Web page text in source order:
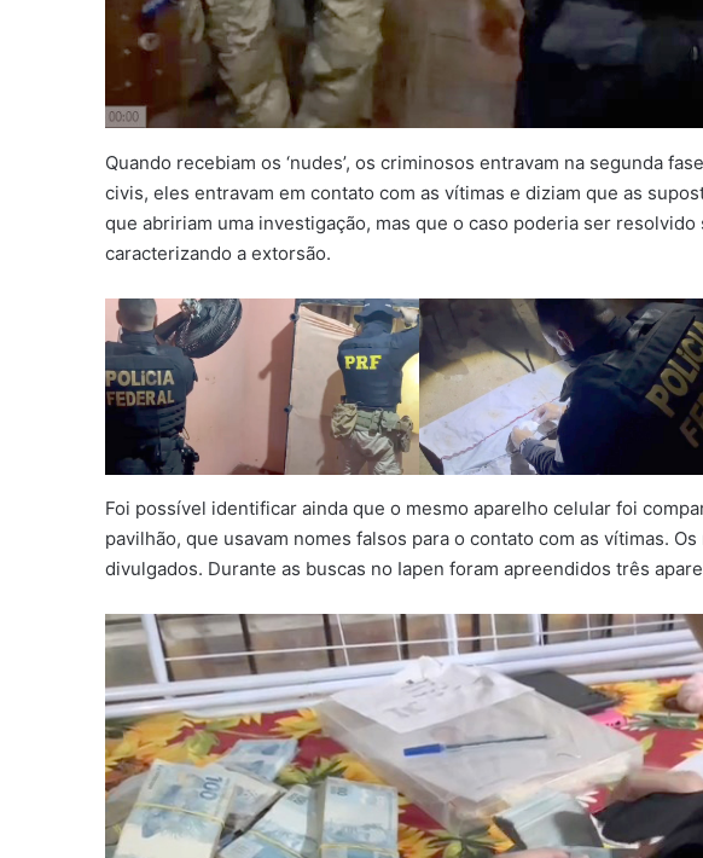
Quando recebiam os ‘nudes’, os criminosos entravam na segunda
civis, eles entravam em contato com as vítimas e diziam que as
que abririam uma investigação, mas que o caso poderia ser
caracterizando a extorsão.
Foi possível identificar ainda que o mesmo aparelho celular foi
pavilhão, que usavam nomes falsos para o contato com as vítimas.
divulgados. Durante as buscas no Iapen foram apreendidos três